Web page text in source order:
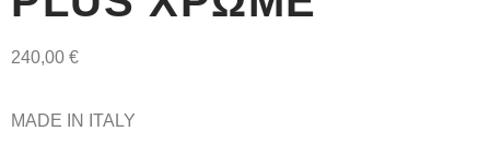
240,00 €
MADE IN ITALY